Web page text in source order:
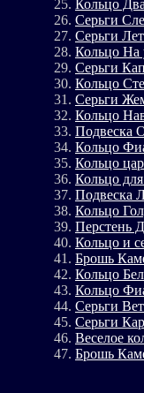
Кольцо
Серьги
Серьги
Кольцо На
Серьги
Кольцо
Серьги
Кольцо
Подвеска
Кольцо
Кольцо
Кольцо
Подвеска
Кольцо
Перстень
Кольцо и
Брошь
Кольцо
Кольцо
Серьги
Серьги
Веселое
Брошь